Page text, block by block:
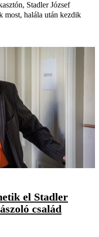
Stadler József
most, halála után kezdik
el Stadler
család